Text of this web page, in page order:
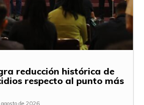
reducción histórica de
respecto al punto más